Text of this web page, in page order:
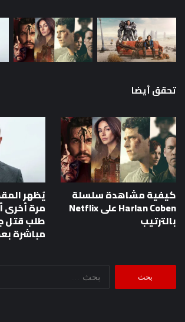
تحقق أيضا
يُظهر
مرة أخرى
طلب قتل
مباشرة
كيفية مشاهدة سلسلة
Harlan Coben على Netflix
بالترتيب
عن: